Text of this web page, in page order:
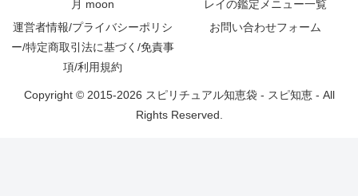
月 moon
レイの鑑定メニュー一覧
運営者情報/プライバシーポリシ
ー/特定商取引法に基づく/免責事
項/利用規約
お問い合わせフォーム
Copyright © 2015-2026 スピリチュアル知恵袋 - スピ知恵 - All
Rights Reserved.